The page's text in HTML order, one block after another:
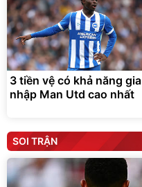
3 tiền vệ có khả năng gia
nhập Man Utd cao nhất
SOI TRẬN